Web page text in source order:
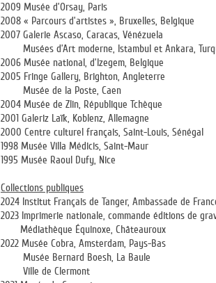
2009 Musée d’Orsay, Paris
2008 « Parcours d’artistes », Bruxelles, Belgique
2007 Galerie Ascaso, Caracas, Vénézuela
Musées d’Art moderne, Istambul et Ankara,
2006 Musée national, d’Izegem, Belgique
2005 Fringe Gallery, Brighton, Angleterre
Musée de la Poste, Caen
2004 Musée de Zlin, République Tchèque
2001 Galeriz Laïk, Koblenz, Allemagne
2000 Centre culturel français, Saint-Louis, Sénégal
1998 Musée Villa Médicis, Saint-Maur
1995 Musée Raoul Dufy, Nice
Collections publiques
2024 Institut Français de Tanger, Ambassade de
2023 Imprimerie nationale, commande éditions de
Médiathèque Équinoxe, Châteauroux
2022 Musée Cobra, Amsterdam, Pays-Bas
Musée Bernard Boesh, La Baule
Ville de Clermont